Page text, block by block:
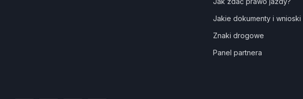
Jakie dokumenty i
Znaki drogowe
Panel partnera